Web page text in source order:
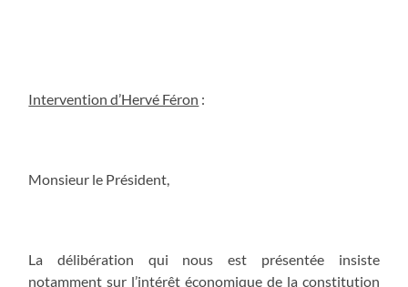
Intervention d’Hervé Féron :
Monsieur le Président,
La délibération qui nous est présentée insiste
notamment sur l’intérêt économique de la constitution